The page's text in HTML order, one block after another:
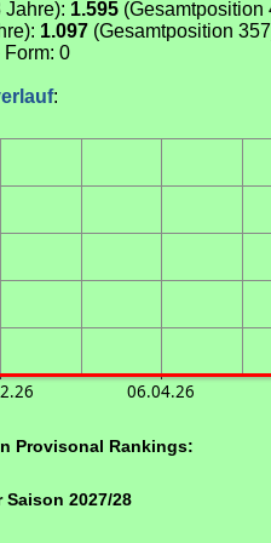
Jahre): 1.595(Gesamtposition
1.097 (Gesamtposition
0
:
06.04.26
Provisonal Rankings:
2027/28